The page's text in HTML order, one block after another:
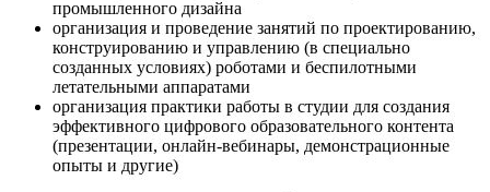
промышленного дизайна
организация и проведение занятий по проектированию,
конструированию и управлению (в специально
созданных условиях) роботами и беспилотными
летательными аппаратами
организация практики работы в студии для создания
эффективного цифрового образовательного контента
(презентации, онлайн-вебинары, демонстрационные
опыты и другие)